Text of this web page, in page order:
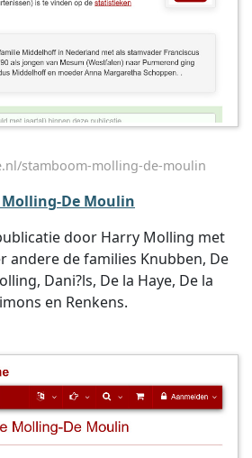
stamboom-molling-de-moulin
De Moulin
door Harry Molling met
andere de families Knubben, De
Dani?ls, De la Haye, De la
en Renkens.